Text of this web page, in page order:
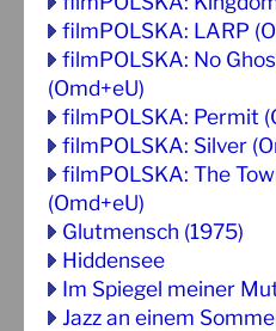
filmPOLSKA: LARP
filmPOLSKA: No
(Omd+eU)
filmPOLSKA: Permit
filmPOLSKA: Silver
filmPOLSKA: The
(Omd+eU)
Glutmensch (1975)
Hiddensee
Im Spiegel meiner
Jazz an einem